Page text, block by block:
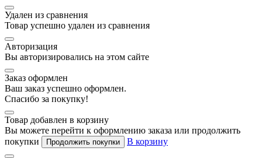
Удален из сравнения
Товар успешно удален из сравнения
Авторизация
Вы авторизировались на этом сайте
Заказ оформлен
Ваш заказ успешно оформлен.
Спасибо за покупку!
Товар добавлен в корзину
Вы можете перейти к оформлению заказа или продолжить
покупки
Продолжить покупки В корзину